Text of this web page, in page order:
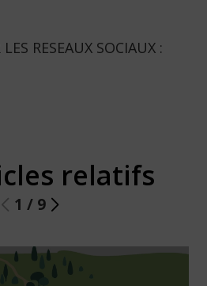
RESEAUX SOCIAUX :
relatifs
1 / 9